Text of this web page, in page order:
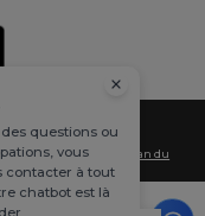
Politique de Cookies
Plan du
des questions ou
vous
contacter à tout
chatbot est là